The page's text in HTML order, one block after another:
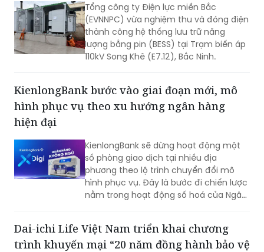
Tổng công ty Điện lực miền Bắc
(EVNNPC) vừa nghiệm thu và đóng điện
thành công hệ thống lưu trữ năng
lượng bằng pin (BESS) tại Trạm biến áp
110kV Song Khê (E7.12), Bắc Ninh.
KienlongBank bước vào giai đoạn mới, mô
hình phục vụ theo xu hướng ngân hàng
hiện đại
KienlongBank sẽ dừng hoạt động một
số phòng giao dịch tại nhiều địa
phương theo lộ trình chuyển đổi mô
hình phục vụ. Đây là bước đi chiến lược
nằm trong hoạt động số hoá của Ngân
tại hơn 100 điểm giao dịch được triển
khai trong thời gian qua.
Dai-ichi Life Việt Nam triển khai chương
trình khuyến mại “20 năm đồng hành bảo vệ